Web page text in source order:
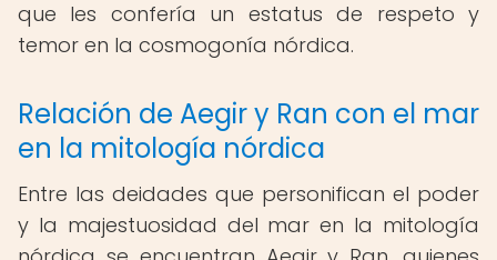
que les confería un estatus de respeto y
temor en la cosmogonía nórdica.
Relación de Aegir y Ran con el mar
en la mitología nórdica
Entre las deidades que personifican el poder
y la majestuosidad del mar en la mitología